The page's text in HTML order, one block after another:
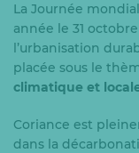
La Journée
année le 31
l’urbanisation
placée sous le
climatique et
Coriance est
dans la